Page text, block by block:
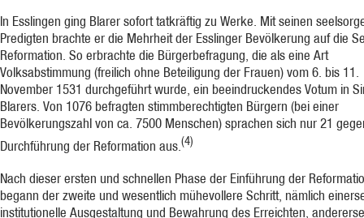
In Esslingen ging Blarer sofort tatkräftig zu Werke. Mit seinen
Predigten brachte er die Mehrheit der Esslinger Bevölkerung auf die
Reformation. So erbrachte die Bürgerbefragung, die als eine Art
Volksabstimmung (freilich ohne Beteiligung der Frauen) vom 6. bis 11.
November 1531 durchgeführt wurde, ein beeindruckendes Votum in
Blarers. Von 1076 befragten stimmberechtigten Bürgern (bei einer
Bevölkerungszahl von ca. 7500 Menschen) sprachen sich nur 21
Durchführung der Reformation aus. (4)
Nach dieser ersten und schnellen Phase der Einführung der
begann der zweite und wesentlich mühevollere Schritt, nämlich
institutionelle Ausgestaltung und Bewahrung des Erreichten,